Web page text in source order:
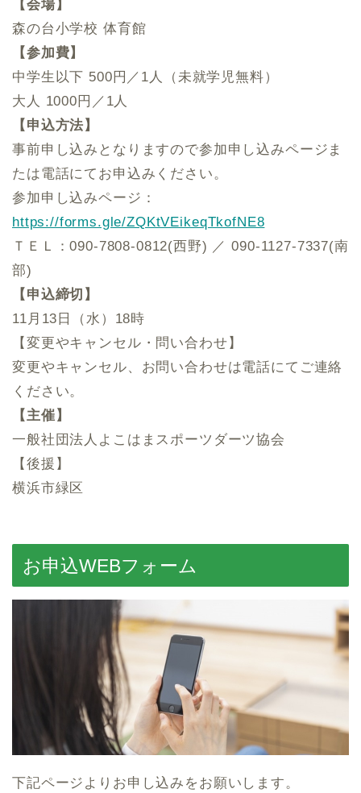
【会場】
森の台小学校 体育館
【参加費】
中学生以下 500円／1人（未就学児無料）
大人 1000円／1人
【申込方法】
事前申し込みとなりますので参加申し込みページま
たは電話にてお申込みください。
参加申し込みページ：
https://forms.gle/ZQKtVEikeqTkofNE8
ＴＥＬ：090-7808-0812(西野) ／ 090-1127-7337(南
部)
【申込締切】
11月13日（水）18時
【変更やキャンセル・問い合わせ】
変更やキャンセル、お問い合わせは電話にてご連絡
ください。
【主催】
一般社団法人よこはまスポーツダーツ協会
【後援】
横浜市緑区
お申込WEBフォーム
下記ページよりお申し込みをお願いします。